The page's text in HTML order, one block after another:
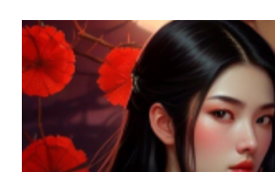
ЦЕПИ
(ЛИЯ
СОВУШКИНА)